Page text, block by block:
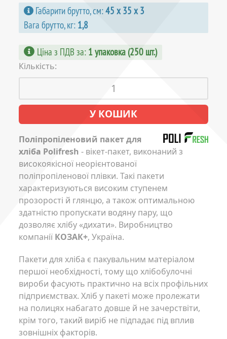
Габарити брутто, см:45 х 35 х 3
Вага брутто, кг: 1,8
Ціна з ПДВ за: 1 упаковка (250 шт.)
Кількість:
Поліпропіленовий пакет для
хліба Polifresh - вікет-пакет, виконаний з
високоякісної неорієнтованої
поліпропіленової плівки. Такі пакети
характеризуються високим ступенем
прозорості й глянцю, а також оптимальною
здатністю пропускати водяну пару, що
дозволяє хлібу «дихати». Виробництво
компанії КОЗАК+, Україна.
Пакети для хліба є пакувальним матеріалом
першої необхідності, тому що хлібобулочні
вироби фасують практично на всіх профільних
підприємствах. Хліб у пакеті може пролежати
на полицях набагато довше й не зачерствіти,
крім того, такий виріб не підпадає під вплив
зовнішніх факторів.